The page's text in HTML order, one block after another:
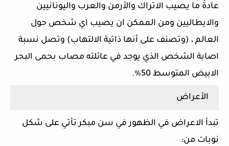
عادةً ما يصيب الاتراك والأرمن والعرب واليونانيين
والايطاليين ومن الممكن ان يصيب اي شخص حول
العالم ، (وتصنف على أنها ذاتية الالتهاب) وتصل نسبة
اصابة الشخص الذي يوجد في عائلته مصاب بحمى البحر
الابيض المتوسط 50٪.
الأعراض
تبدأ الاعراض في الظهور في سن مبكر تأتي على شكل
نوبات من: